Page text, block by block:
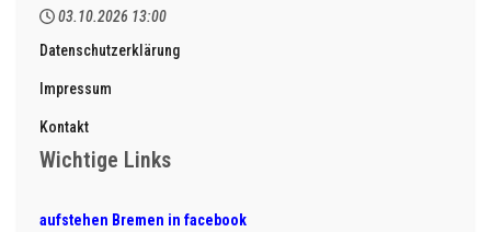
03.10.2026 13:00
Datenschutzerklärung
Impressum
Kontakt
Wichtige Links
aufstehen Bremen in facebook